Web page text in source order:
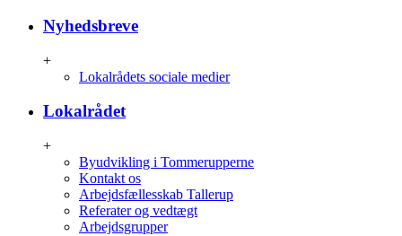
Nyhedsbreve
+
Lokalrådets sociale medier
Lokalrådet
+
Byudvikling i Tommerupperne
Kontakt os
Arbejdsfællesskab Tallerup
Referater og vedtægt
Arbejdsgrupper